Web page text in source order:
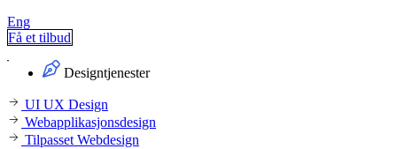
Eng
Få et tilbud
Designtjenester
UI UX Design
Webapplikasjonsdesign
Tilpasset Webdesign